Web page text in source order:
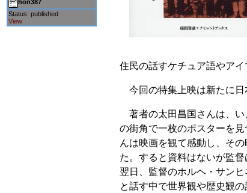
hon387
Status: published
View
住民の話すケチュア語やア
今回の特集上映は新たに日
著者の太田昌国さんは、い
の街角で一枚のポスターを
んは映画を観て感動し、そ
た。すると資料はないが監
翌日、監督のホルヘ・サン
と話す中で世界観や歴史観